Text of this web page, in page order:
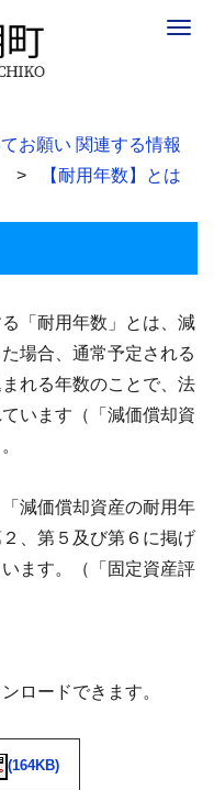
お願い 関連する情報
【耐用年数】とは
「耐用年数」とは、減
場合、通常予定される
れる年数のことで、法
います（「減価償却資
減価償却資産の耐用年
、第５及び第６に掲げ
ます。（「固定資産評
ロードできます。
(164KB)